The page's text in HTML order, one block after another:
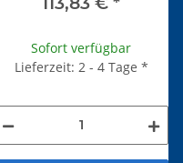
Sofort verfügbar
Lieferzeit: 2 - 4 Tage *